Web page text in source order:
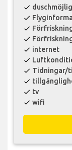
check
check
check
check
check internet
check
check Tidningar/
check
check tv
check wifi